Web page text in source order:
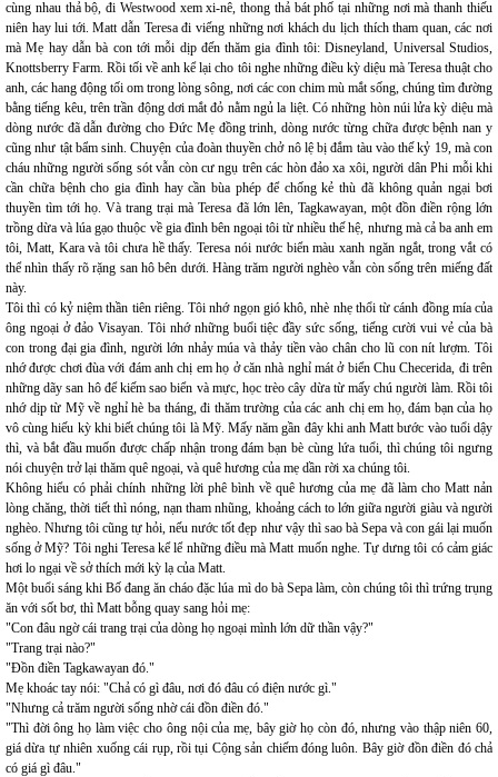
cùng nhau thả bộ, đi Westwood xem xi-nê, thong thả bát phố tại những nơi mà thanh thiếu
niên hay lui tới. Matt dẫn Teresa đi viếng những nơi khách du lịch thích tham quan, các nơi
mà Mẹ hay dẫn bà con tới mỗi dịp đến thăm gia đình tôi: Disneyland, Universal Studios,
Knottsberry Farm. Rồi tối về anh kể lại cho tôi nghe những điều kỳ diệu mà Teresa thuật cho
anh, các hang động tối om trong lòng sông, nơi các con chim mù mắt sống, chúng tìm đường
bằng tiếng kêu, trên trần động dơi mắt đỏ nằm ngủ la liệt. Có những hòn núi lửa kỳ diệu mà
dòng nước đã dẫn đường cho Đức Mẹ đồng trinh, dòng nước từng chữa được bệnh nan y
cũng như tật bẩm sinh. Chuyện của đoàn thuyền chở nô lệ bị đắm tàu vào thế kỷ 19, mà con
cháu những người sống sót vẫn còn cư ngụ trên các hòn đảo xa xôi, người dân Phi mỗi khi
cần chữa bệnh cho gia đình hay cần bùa phép để chống kẻ thù đã không quản ngại bơi
thuyền tìm tới họ. Và trang trại mà Teresa đã lớn lên, Tagkawayan, một đồn điền rộng lớn
trồng dừa và lúa gạo thuộc về gia đình bên ngoại tôi từ nhiều thế hệ, nhưng mà cả ba anh em
tôi, Matt, Kara và tôi chưa hề thấy. Teresa nói nước biển màu xanh ngăn ngắt, trong vắt có
thể nhìn thấy rõ rặng san hô bên dưới. Hàng trăm người nghèo vẫn còn sống trên miếng đất
này.
Tôi thì có kỷ niệm thần tiên riêng. Tôi nhớ ngọn gió khô, nhè nhẹ thổi từ cánh đồng mía của
ông ngoại ở đảo Visayan. Tôi nhớ những buổi tiệc đầy sức sống, tiếng cười vui vẻ của bà
con trong đại gia đình, người lớn nhảy múa và thảy tiền vào chân cho lũ con nít lượm. Tôi
nhớ được chơi đùa với đám anh chị em họ ở căn nhà nghỉ mát ở biển Chu Checerida, đi trên
những dãy san hô để kiếm sao biển và mực, học trèo cây dừa từ mấy chú người làm. Rồi tôi
nhớ dịp từ Mỹ về nghỉ hè ba tháng, đi thăm trường của các anh chị em họ, đám bạn của họ
vô cùng hiếu kỳ khi biết chúng tôi là Mỹ. Mấy năm gần đây khi anh Matt bước vào tuổi dậy
thì, và bắt đầu muốn được chấp nhận trong đám bạn bè cùng lứa tuổi, thì chúng tôi ngưng
nói chuyện trở lại thăm quê ngoại, và quê hương của mẹ dần rời xa chúng tôi.
Không hiểu có phải chính những lời phê bình về quê hương của mẹ đã làm cho Matt nản
lòng chăng, thời tiết thì nóng, nạn tham nhũng, khoảng cách to lớn giữa người giàu và người
nghèo. Nhưng tôi cũng tự hỏi, nếu nước tốt đẹp như vậy thì sao bà Sepa và con gái lại muốn
sống ở Mỹ? Tôi nghi Teresa kể lể những điều mà Matt muốn nghe. Tự dưng tôi có cảm giác
hơi lo ngại về sở thích mới kỳ lạ của Matt.
Một buổi sáng khi Bố đang ăn cháo đặc lúa mì do bà Sepa làm, còn chúng tôi thì trứng trụng
ăn với sốt bơ, thì Matt bỗng quay sang hỏi mẹ:
"Con đâu ngờ cái trang trại của dòng họ ngoại mình lớn dữ thần vậy?"
"Trang trại nào?"
"Đồn điền Tagkawayan đó."
Mẹ khoác tay nói: "Chả có gì đâu, nơi đó đâu có điện nước gì."
"Nhưng cả trăm người sống nhờ cái đồn điền đó."
"Thì đời ông họ làm việc cho ông nội của mẹ, bây giờ họ còn đó, nhưng vào thập niên 60,
giá dừa tự nhiên xuống cái rụp, rồi tụi Cộng sản chiếm đóng luôn. Bây giờ đồn điền đó chả
có giá gì đâu."